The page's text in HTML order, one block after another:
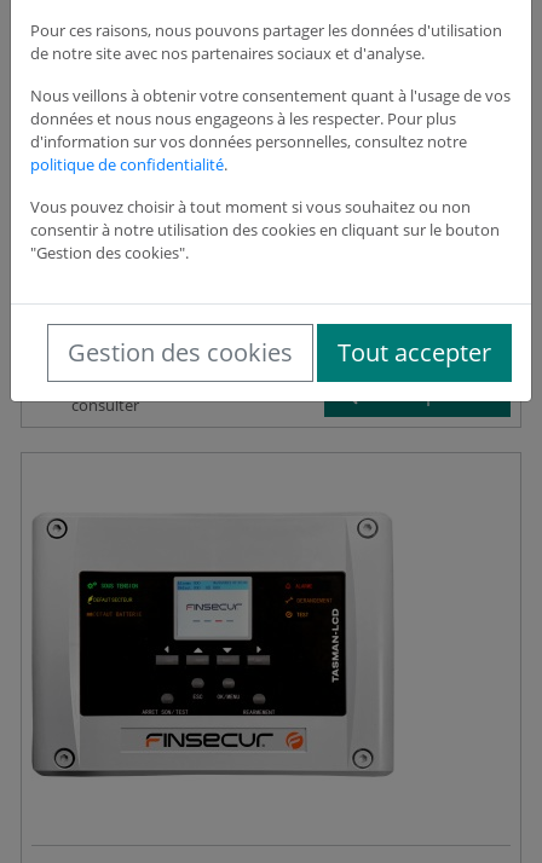
Tableau d'alarmes techniques adressable Tasman LCD
Réf : TTAT0120
Dispo : Nous
consulter
Pour ces raisons, nous pouvons partager les données d'utilisation
de notre site avec nos partenaires sociaux et d'analyse.
Nous veillons à obtenir votre consentement quant à l'usage de vos
données et nous nous engageons à les respecter. Pour plus
d'information sur vos données personnelles, consultez notre
politique de confidentialité.
Vous pouvez choisir à tout moment si vous souhaitez ou non
consentir à notre utilisation des cookies en cliquant sur le bouton
"Gestion des cookies".
Gestion des cookies Tout accepter